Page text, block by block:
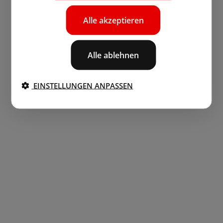
Alle akzeptieren
Alle ablehnen
EINSTELLUNGEN ANPASSEN